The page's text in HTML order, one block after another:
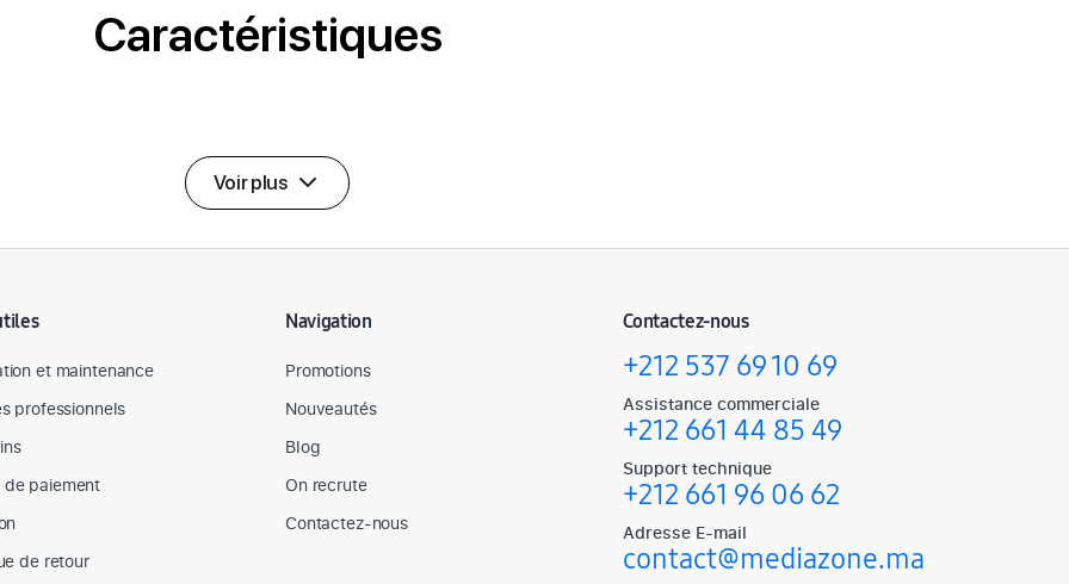
Caractéristiques
Voir plus
et maintenance
professionnels
de paiement
de retour
Navigation
Promotions
Nouveautés
Blog
On recrute
Contactez-nous
Contactez-nous
+212 537 69 10 69
Assistance commerciale
+212 661 44 85 49
Support technique
+212 661 96 06 62
Adresse E-mail
contact@mediazone.ma